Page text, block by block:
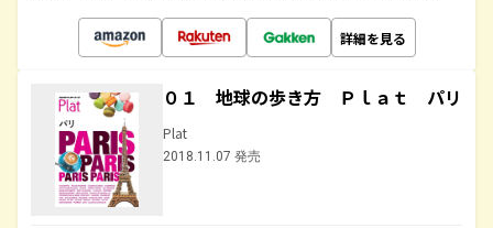
詳細を見る
０１ 地球の歩き方 Ｐｌａｔ パリ
Plat
2018.11.07 発売